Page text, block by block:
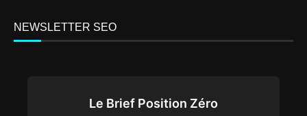
NEWSLETTER SEO
Le Brief Position Zéro